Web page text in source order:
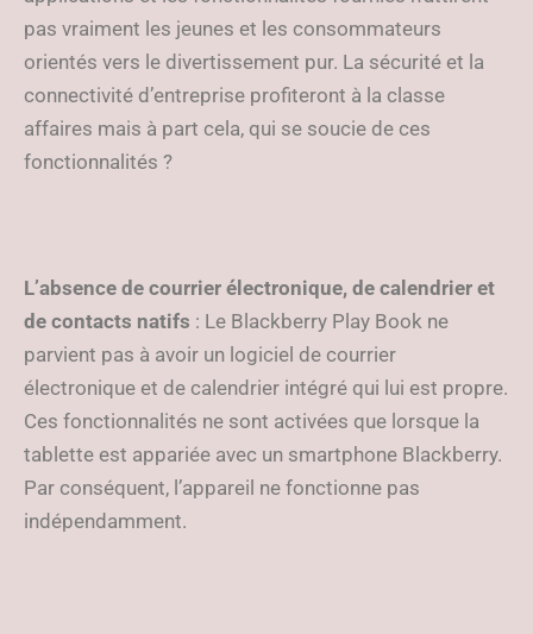
pas vraiment les jeunes et les consommateurs
orientés vers le divertissement pur. La sécurité et la
connectivité d’entreprise profiteront à la classe
affaires mais à part cela, qui se soucie de ces
fonctionnalités ?
L’absence de courrier électronique, de calendrier et
de contacts natifs : Le Blackberry Play Book ne
parvient pas à avoir un logiciel de courrier
électronique et de calendrier intégré qui lui est propre.
Ces fonctionnalités ne sont activées que lorsque la
tablette est appariée avec un smartphone Blackberry.
Par conséquent, l’appareil ne fonctionne pas
indépendamment.